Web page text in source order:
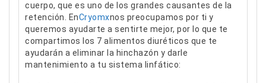
cuerpo, que es uno de los grandes causantes de la
retención. EnCryomxnos preocupamos por ti y
queremos ayudarte a sentirte mejor, por lo que te
compartimos los 7 alimentos diuréticos que te
ayudarán a eliminar la hinchazón y darle
mantenimiento a tu sistema linfático: